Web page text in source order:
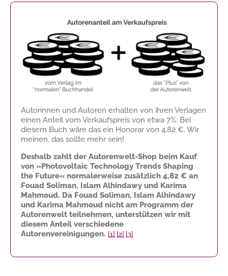
Autorinnen und Autoren erhalten von ihren Verlagen
einen Anteil vom Verkaufspreis von etwa 7%. Bei
diesem Buch wäre das ein Honorar von 4,82 €. Wir
meinen, das sollte mehr sein!
Deshalb zahlt der Autorenwelt-Shop beim Kauf
von »Photovoltaic Technology Trends Shaping
the Future« normalerweise zusätzlich 4,82 € an
Fouad Soliman, Islam Alhindawy und Karima
Mahmoud. Da Fouad Soliman, Islam Alhindawy
und Karima Mahmoud nicht am Programm der
Autorenwelt teilnehmen, unterstützen wir mit
diesem Anteil verschiedene
Autorenvereinigungen. [1] [2] [3]